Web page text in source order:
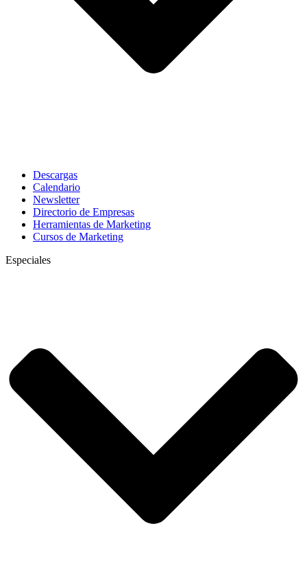
Descargas
Calendario
Newsletter
Directorio de Empresas
Herramientas de Marketing
Cursos de Marketing
Especiales